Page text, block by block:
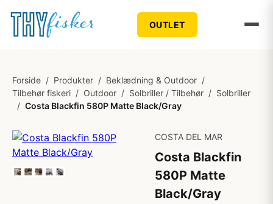
OUTLET
Forside / Produkter / Beklædning & Outdoor /
Tilbehør fiskeri / Outdoor / Solbriller / Tilbehør / Solbriller
/ Costa Blackfin 580P Matte Black/Gray
COSTA DEL MAR
Costa Blackfin
580P Matte
Black/Gray